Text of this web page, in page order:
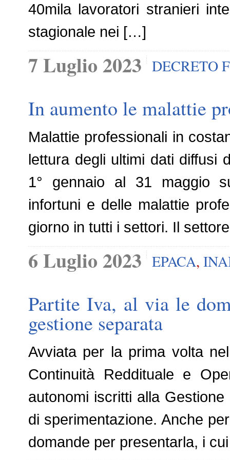
40mila lavoratori stranieri
stagionale nei […]
7 Luglio 2023 DECRETO
In aumento le malattie
Malattie professionali in
lettura degli ultimi dati diffusi
1° gennaio al 31 maggio
infortuni e delle malattie
giorno in tutti i settori. Il
6 Luglio 2023 EPACA,
Partite Iva, al via le
gestione separata
Avviata per la prima volta
Continuità Reddituale e
autonomi iscritti alla
di sperimentazione. Anche
domande per presentarla, i